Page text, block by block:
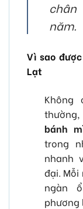
năm.
Vì sao
Lạt
Không
thường,
bánh
trong
nhanh
đại.
ngàn
phương